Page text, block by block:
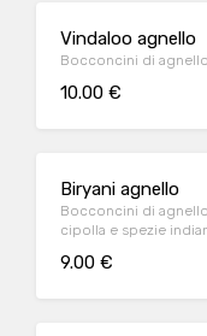
Vindaloo agnello
Bocconcini di
10.00 €
Biryani agnello
Bocconcini di
cipolla e spezie
9.00 €